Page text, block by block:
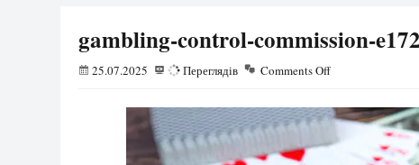
gambling-control-commission-
25.07.2025 65Переглядів Comments Off